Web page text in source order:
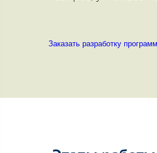
Заказать разработку